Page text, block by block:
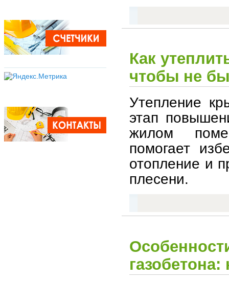
Как
чтобы не
Утепление
этап
жилом
помогает
отопление и
плесени.